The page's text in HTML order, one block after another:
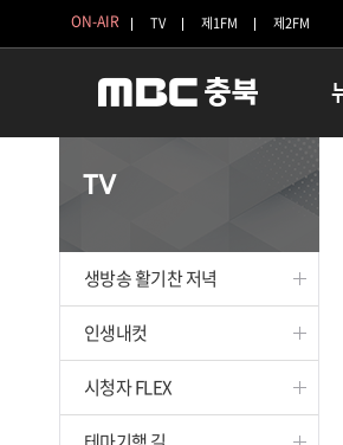
ON-AIR TV 제1FM 제2FM
보은
옥천
TV
생방송 활기찬 저녁
인생내컷
시청자 FLEX